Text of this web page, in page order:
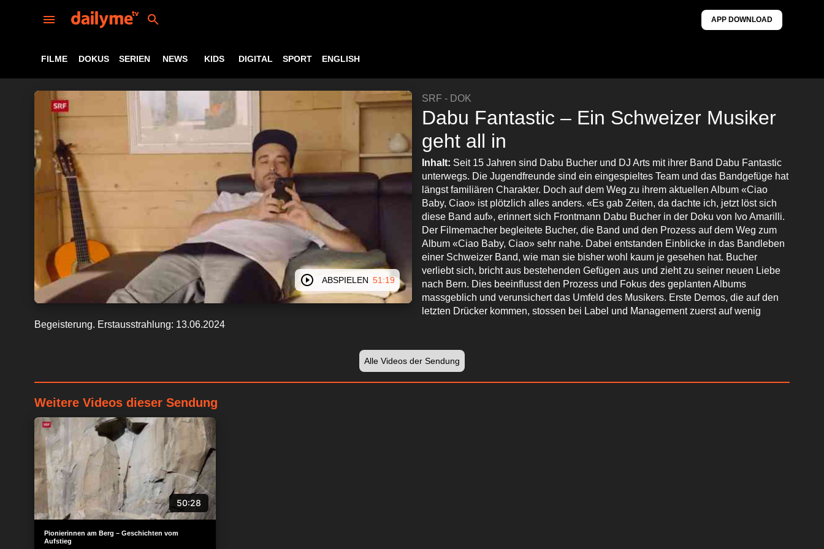
APP DOWNLOAD
FILME DOKUS SERIEN NEWS KIDS DIGITAL SPORT ENGLISH
ABSPIELEN 51:19
SRF - DOK
Dabu Fantastic – Ein Schweizer Musiker
geht all in
Inhalt: Seit 15 Jahren sind Dabu Bucher und DJ Arts mit ihrer Band Dabu Fantastic
unterwegs. Die Jugendfreunde sind ein eingespieltes Team und das Bandgefüge hat
längst familiären Charakter. Doch auf dem Weg zu ihrem aktuellen Album «Ciao
Baby, Ciao» ist plötzlich alles anders. «Es gab Zeiten, da dachte ich, jetzt löst sich
diese Band auf», erinnert sich Frontmann Dabu Bucher in der Doku von Ivo Amarilli.
Der Filmemacher begleitete Bucher, die Band und den Prozess auf dem Weg zum
Album «Ciao Baby, Ciao» sehr nahe. Dabei entstanden Einblicke in das Bandleben
einer Schweizer Band, wie man sie bisher wohl kaum je gesehen hat. Bucher
verliebt sich, bricht aus bestehenden Gefügen aus und zieht zu seiner neuen Liebe
nach Bern. Dies beeinflusst den Prozess und Fokus des geplanten Albums
massgeblich und verunsichert das Umfeld des Musikers. Erste Demos, die auf den
letzten Drücker kommen, stossen bei Label und Management zuerst auf wenig
Begeisterung. Erstausstrahlung: 13.06.2024
Alle Videos der Sendung
Weitere Videos dieser Sendung
50:28
Pionierinnen am Berg – Geschichten vom
Aufstieg